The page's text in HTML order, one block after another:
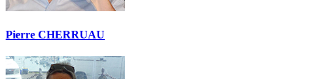
Pierre CHERRUAU